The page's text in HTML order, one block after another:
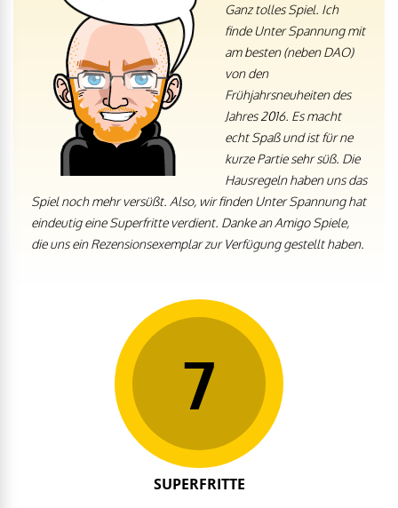
Ganz tolles Spiel. Ich
finde Unter Spannung mit
am besten (neben DAO)
von den
Frühjahrsneuheiten des
Jahres 2016. Es macht
echt Spaß und ist für ne
kurze Partie sehr süß. Die
Hausregeln haben uns das
Spiel noch mehr versüßt. Also, wir finden Unter Spannung hat
eindeutig eine Superfritte verdient. Danke an Amigo Spiele,
die uns ein Rezensionsexemplar zur Verfügung gestellt haben.
7
SUPERFRITTE